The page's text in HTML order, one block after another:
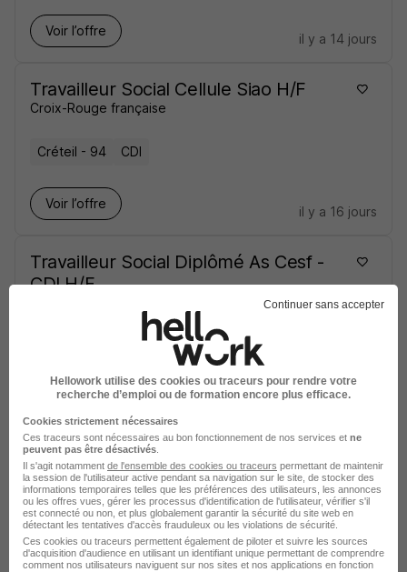
Voir l’offre
il y a 14 jours
Travailleur Social Cellule Siao H/F
Croix-Rouge française
Créteil - 94 CDI
Voir l’offre
il y a 16 jours
Travailleur Social Diplômé As Cesf -
CDI H/F
Châtenay-Malabry - 92 CDI 30 000 - 33 000 € / an
Voir l’offre
Travailleur Social CDI - Accueil de
Jour la Halte H/F
Croix-Rouge française
Annecy - 74 CDI 30 603 - 33 302 € / an
Continuer sans accepter
Hellowork utilise des cookies ou traceurs pour rendre votre
recherche d’emploi ou de formation encore plus efficace.
Cookies strictement nécessaires
Ces traceurs sont nécessaires au bon fonctionnement de nos services et ne
peuvent pas être désactivés
Il s'agit notamment de l'ensemble des cookies ou traceurs permettant de maintenir
la session de l'utilisateur active pendant sa navigation sur le site, de stocker des
informations temporaires telles que les préférences des utilisateurs, les annonces
ou les offres vues, gérer les processus d'identification de l'utilisateur, vérifier s'il
est connecté ou non, et plus globalement garantir la sécurité du site web en
détectant les tentatives d'accès frauduleux ou les violations de sécurité.
Ces cookies ou traceurs permettent également de piloter et suivre les sources
d'acquisition d'audience en utilisant un identifiant unique permettant de comprendre
comment nos utilisateurs naviguent sur nos sites et nos applications en fonction